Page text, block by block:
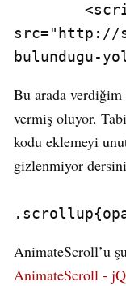
src="http://
bulundugu-
Bu arada verdiğim
vermiş oluyor.
kodu eklemeyi
gizlenmiyor
AnimateScroll’u
AnimateScroll -